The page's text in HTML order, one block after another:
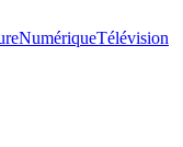
NumériqueTélévision